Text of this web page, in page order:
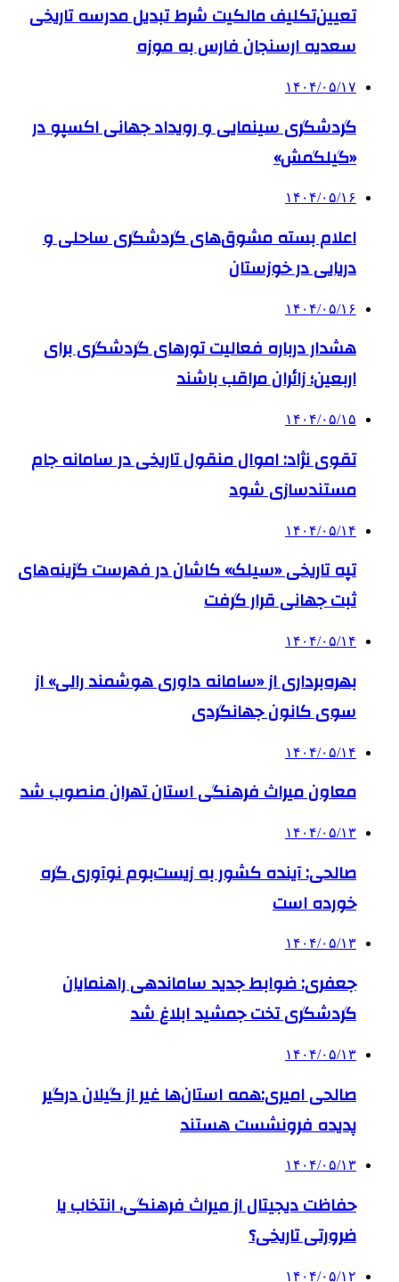
تعیین‌تکلیف مالکیت شرط تبدیل مدرسه تاریخی
سعدیه ارسنجان فارس به موزه
۱۴۰۴/۰۵/۱۷
گردشگری سینمایی و رویداد جهانی اکسپو در
«گیلگمش»
۱۴۰۴/۰۵/۱۶
اعلام بسته مشوق‌های گردشگری ساحلی و
دریایی در خوزستان
۱۴۰۴/۰۵/۱۶
هشدار درباره فعالیت تورهای گردشگری برای
اربعین؛ زائران مراقب باشند
۱۴۰۴/۰۵/۱۵
تقوی نژاد: اموال منقول تاریخی در سامانه جام
مستندسازی شود
۱۴۰۴/۰۵/۱۴
تپه تاریخی «سیلک» کاشان در فهرست گزینه‌های
ثبت جهانی قرار گرفت
۱۴۰۴/۰۵/۱۴
بهره‌برداری از «سامانه داوری هوشمند رالی» از
سوی کانون جهانگردی
۱۴۰۴/۰۵/۱۴
معاون میراث فرهنگی استان تهران منصوب شد
۱۴۰۴/۰۵/۱۳
صالحی: آینده کشور به زیست‌بوم نوآوری گره
خورده است
۱۴۰۴/۰۵/۱۳
جعفری: ضوابط جدید ساماندهی راهنمایان
گردشگری تخت جمشید ابلاغ شد
۱۴۰۴/۰۵/۱۳
صالحی امیری:همه استان‌ها غیر از گیلان درگیر
پدیده فرونشست هستند
۱۴۰۴/۰۵/۱۳
حفاظت دیجیتال از میراث فرهنگی، انتخاب یا
ضرورتی تاریخی؟
۱۴۰۴/۰۵/۱۲